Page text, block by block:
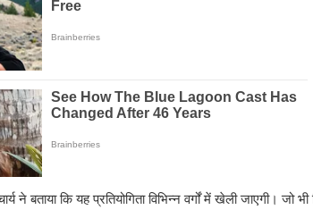
ने बताया कि यह प्रतियोगिता विभिन्न वर्गों में खेली जाएगी।